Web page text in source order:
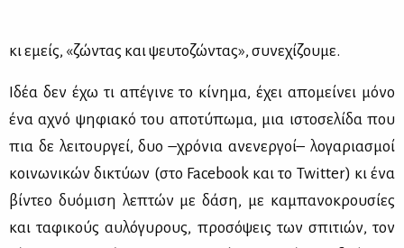
κι εμείς, «ζώ­ντας και ψευ­το­ζώ­ντας», συ­νε­χί­ζου­με.
Ιδέα δεν έχω τι απέ­γι­νε το κί­νη­μα, έχει απο­μεί­νει μό­νο
ένα αχνό ψη­φια­κό του απο­τύ­πω­μα, μια ιστο­σε­λί­δα που
πια δε λει­τουρ­γεί, δυο –χρό­νια ανε­νερ­γοί– λο­γα­ρια­σμοί
κοι­νω­νι­κών δι­κτύ­ων (στο Facebook και το Twitter) κι ένα
βί­ντεο δυό­μι­ση λε­πτών με δά­ση, με κα­μπα­νο­κρου­σί­ες
και τα­φι­κούς αυ­λό­γυ­ρους, προ­σό­ψεις των σπι­τιών, τον